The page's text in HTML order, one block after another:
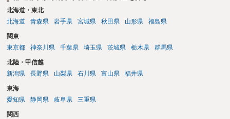
北海道・東北
北海道
青森県 岩手県 宮城県 秋田県 山形県 福島県
関東
東京都
神奈川県 千葉県 埼玉県 茨城県 栃木県 群馬県
北陸・甲信越
新潟県
長野県 山梨県 石川県 富山県 福井県
東海
愛知県
静岡県 岐阜県 三重県
関西